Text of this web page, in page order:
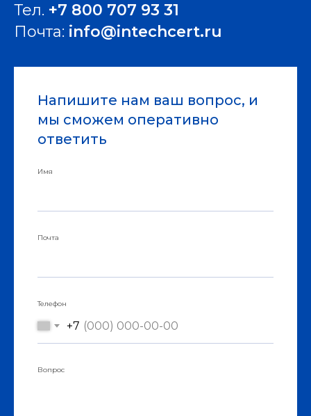
Тел. +7 800 707 93 31
Почта: info@intechcert.ru
Напишите нам ваш вопрос, и
мы сможем оперативно
ответить
Имя
Почта
Телефон
+7
Вопрос